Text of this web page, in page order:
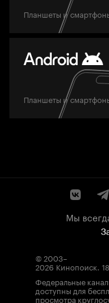
Планшеты и
Планшеты и
Мы
© 2003–
2026 Кинопоиск.
Федеральные
доступны для
просмотра